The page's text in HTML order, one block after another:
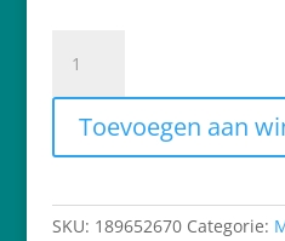
hoeveelheid
Toevoegen aan
SKU: 189652670 Categorie: